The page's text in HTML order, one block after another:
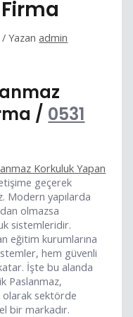
/ Yazan admin
/ 0531
Korkuluk Yapan
geçerek
Modern yapılarda
olmazsa
sistemleridir.
eğitim kurumlarına
hem güvenli
İşte bu alanda
Paslanmaz,
olarak sektörde
bir markadır.